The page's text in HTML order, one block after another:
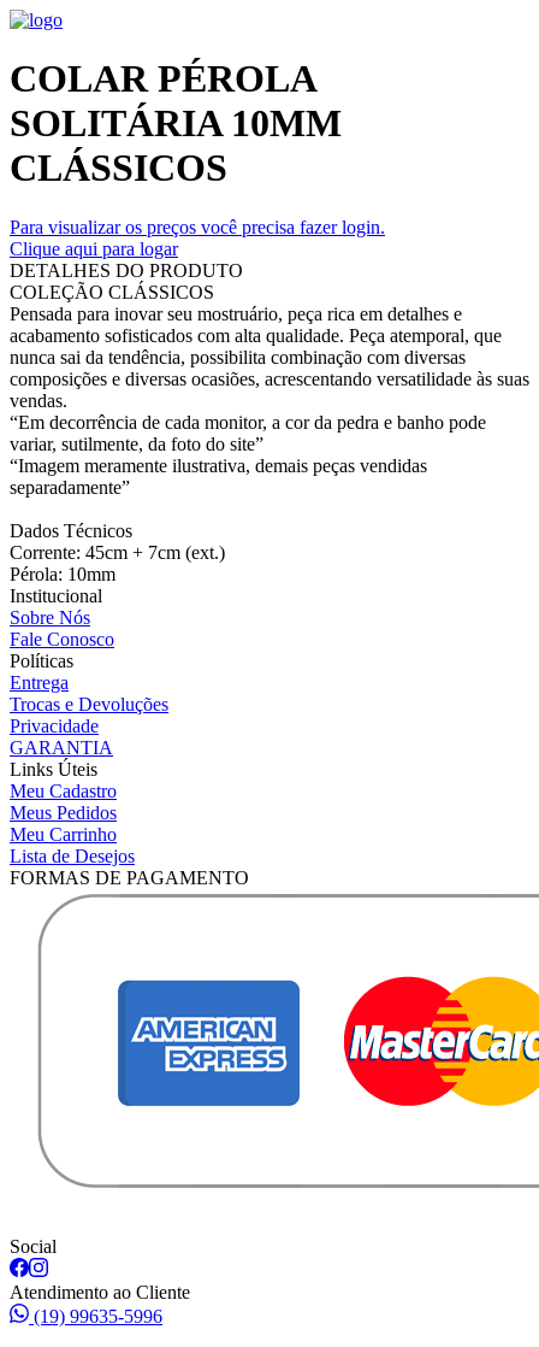
COLAR PÉROLA
SOLITÁRIA 10MM
CLÁSSICOS
Para visualizar os preços você precisa fazer login.
Clique aqui para logar
DETALHES DO PRODUTO
COLEÇÃO CLÁSSICOS
Pensada para inovar seu mostruário, peça rica em detalhes e
acabamento sofisticados com alta qualidade. Peça atemporal, que
nunca sai da tendência, possibilita combinação com diversas
composições e diversas ocasiões, acrescentando versatilidade às suas
vendas.
“Em decorrência de cada monitor, a cor da pedra e banho pode
variar, sutilmente, da foto do site”
“Imagem meramente ilustrativa, demais peças vendidas
separadamente”
Dados Técnicos
Corrente: 45cm + 7cm (ext.)
Pérola: 10mm
Institucional
Sobre Nós
Fale Conosco
Políticas
Entrega
Trocas e Devoluções
Privacidade
GARANTIA
Links Úteis
Meu Cadastro
Meus Pedidos
Meu Carrinho
Lista de Desejos
FORMAS DE PAGAMENTO
Social
Atendimento ao Cliente
(19) 99635-5996